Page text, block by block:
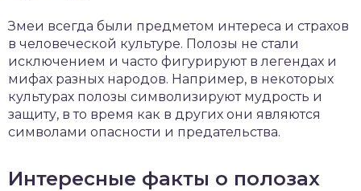
Змеи всегда были предметом интереса и страхов
в человеческой культуре. Полозы не стали
исключением и часто фигурируют в легендах и
мифах разных народов. Например, в некоторых
культурах полозы символизируют мудрость и
защиту, в то время как в других они являются
символами опасности и предательства.
Интересные факты о полозах